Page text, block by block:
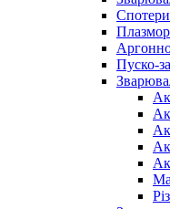
Пуско-